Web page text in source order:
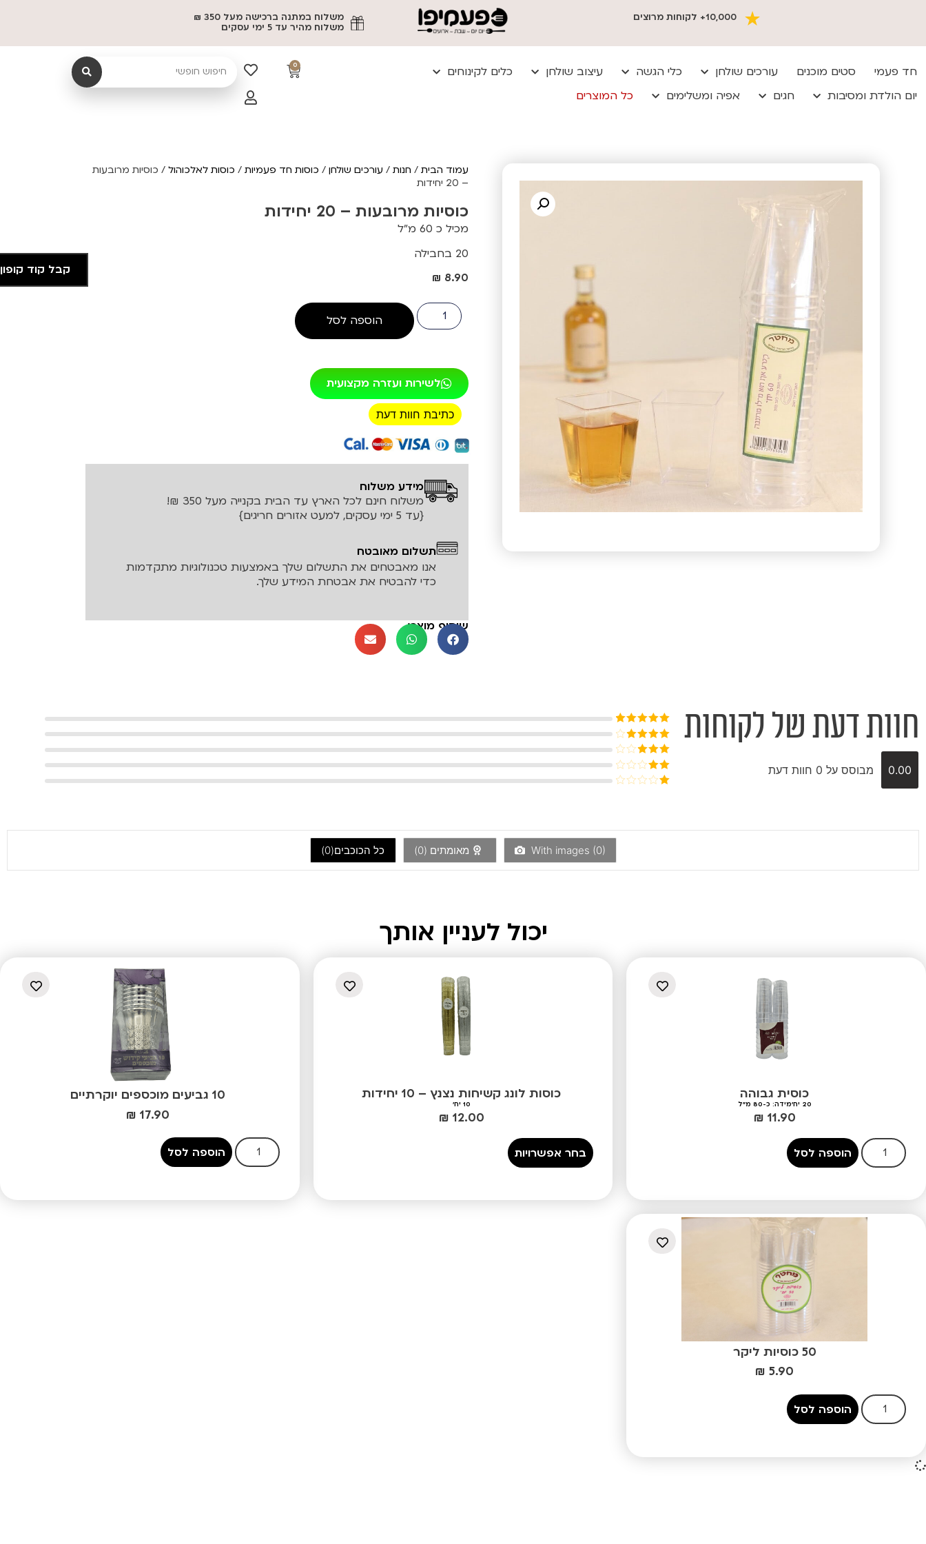
10,000+ לקוחות מרוצים
משלוח במתנה ברכישה מעל 350 ₪
משלוח מהיר עד 5 ימי עסקים
חד פעמי סטים מוכנים עורכים שולחן כלי הגשה עיצוב שולחן
כלים לקינוחים
יום הולדת ומסיבות
חגים אפיה ומשלימים כל המוצרים
0
עמוד הבית/ חנות/ עורכים שולחן/ כוסות חד פעמיות/ כוסות לאלכוהול/ כוסיות מרובעות
– 20 יחידות
כוסיות מרובעות – 20 יחידות
מכיל כ 60 מ"ל
20 בחבילה
₪ 8.90
הוספה לסל
לשירות ועזרה מקצועית
כתיבת חוות דעת
רכישה מאובטחת!
מידע משלוח
משלוח חינם לכל הארץ עד הבית בקנייה מעל 350 ₪!
{עד 5 ימי עסקים, למעט אזורים חריגים}
תשלום מאובטח
אנו מאבטחים את התשלום שלך באמצעות טכנולוגיות מתקדמות
כדי להבטיח את אבטחת המידע שלך.
שיתוף מוצר:
חוות דעת של לקוחות
0.00 מבוסס על 0 חוות דעת
דורג5מתוך
5
דורג4
דורג3
מתוך 5
דורג
With images (0) מאומתים (0
) כל הכוכבים(0
)
יכול לעניין אותך
כוסית גבוהה
20 יח' מידה: כ-80 מ"ל
₪ 11.90
הוספה לסל
כוסות לונג קשיחות נצנץ – 10 יחידות
10 יח'
₪ 12.00
בחר אפשרויות
10 גביעים מוכספים יוקרתיים
₪ 17.90
הוספה לסל
50 כוסיות ליקר
₪ 5.90
הוספה לסל
קבל קוד